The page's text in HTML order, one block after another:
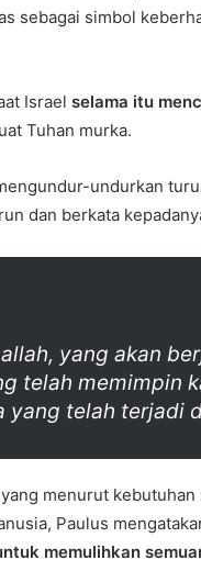
sebagai simbol
Israel selama itu
Tuhan murka.
undurkan
dan berkata
yang akan
telah memimpin
telah terjadi
menurut
Paulus
memulihkan